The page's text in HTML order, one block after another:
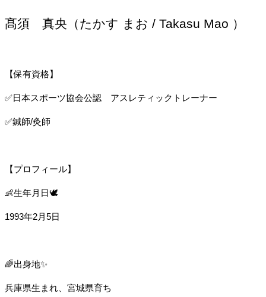
髙須　真央（たかす まお / Takasu Mao ）
【保有資格】
✅日本スポーツ協会公認　アスレティックトレーナー
✅鍼師/灸師
【プロフィール】
👶生年月日🕊️
1993年2月5日
🌈出身地✨
兵庫県生まれ、宮城県育ち